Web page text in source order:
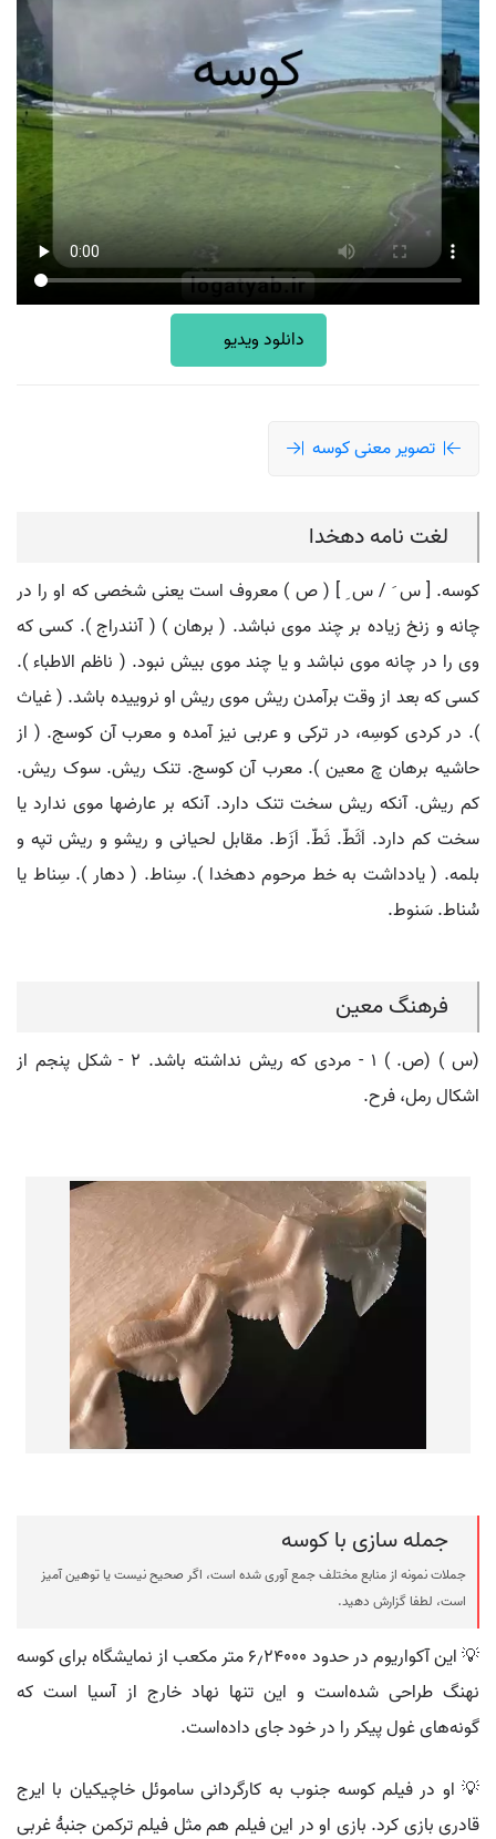
دانلود ویدیو
تصویر معنی کوسه
لغت نامه دهخدا
کوسه. [ س َ / س ِ ] ( ص ) معروف است یعنی شخصی که او را در
چانه و زنخ زیاده بر چند موی نباشد. ( برهان ) ( آنندراج ). کسی که
وی را در چانه موی نباشد و یا چند موی بیش نبود. ( ناظم الاطباء ).
کسی که بعد از وقت برآمدن ریش موی ریش او نروییده باشد. ( غیاث
). در کردی کوسِه، در ترکی و عربی نیز آمده و معرب آن کوسج. ( از
حاشیه برهان چ معین ). معرب آن کوسج. تنک ریش. سوک ریش.
کم ریش. آنکه ریش سخت تنک دارد. آنکه بر عارضها موی ندارد یا
سخت کم دارد. اَثَطّ. ثَطّ. اَزَط. مقابل لحیانی و ریشو و ریش تپه و
بلمه. ( یادداشت به خط مرحوم دهخدا ). سِناط. ( دهار ). سِناط یا
سُناط. سَنوط.
فرهنگ معین
(س ) (ص. ) ۱ - مردی که ریش نداشته باشد. ۲ - شکل پنجم از
اشکال رمل، فرح.
جمله سازی با کوسه
جملات نمونه از منابع مختلف جمع آوری شده است، اگر صحیح نیست یا توهین آمیز
است، لطفا گزارش دهید.
💡 این آکواریوم در حدود ۶٫۲۴۰۰۰ متر مکعب از نمایشگاه برای کوسه
نهنگ طراحی شده‌است و این تنها نهاد خارج از آسیا است که
گونه‌های غول پیکر را در خود جای داده‌است.
💡 او در فیلم کوسه جنوب به کارگردانی ساموئل خاچیکیان با ایرج
قادری بازی کرد. بازی او در این فیلم هم مثل فیلم ترکمن جنبهٔ غربی